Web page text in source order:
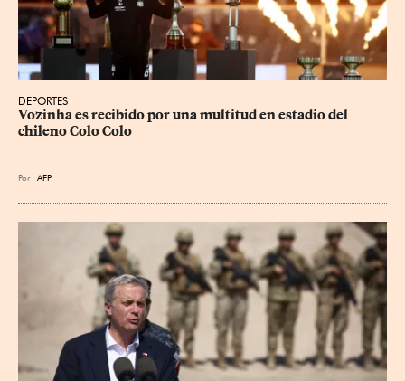
DEPORTES
Vozinha es recibido por una multitud en estadio del
chileno Colo Colo
Por AFP